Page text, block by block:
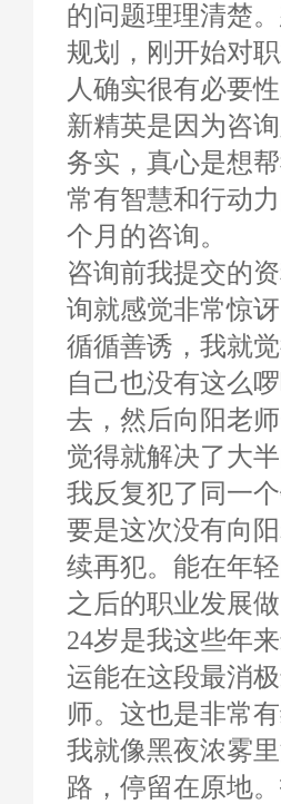
的问题理理清楚
规划，刚开始对
人确实很有必要
新精英是因为咨
务实，真心是想
常有智慧和行动
个月的咨询。
咨询前我提交的
询就感觉非常惊
循循善诱，我就
自己也没有这么
去，然后向阳老
觉得就解决了大半
我反复犯了同一
要是这次没有向
续再犯。能在年
之后的职业发展
24岁是我这些年
运能在这段最消
师。这也是非常有
我就像黑夜浓雾
路，停留在原地